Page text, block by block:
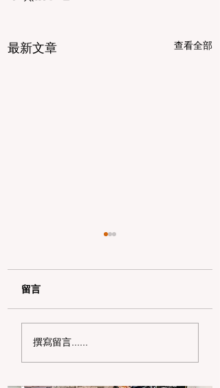
最新文章 查看全部
加州野区露营必读：如
留言
撰寫留言......